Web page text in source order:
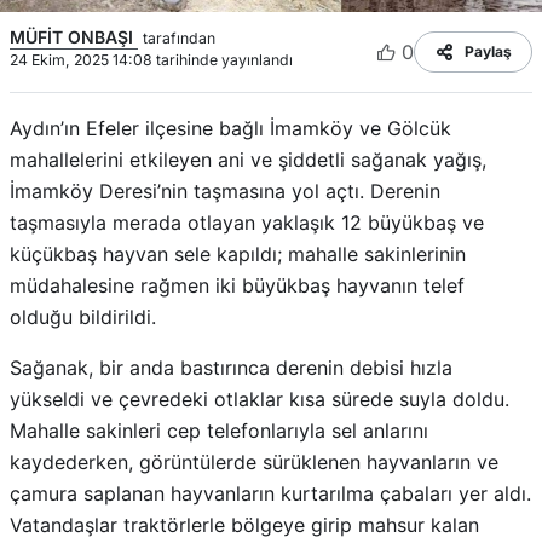
MÜFİT ONBAŞI tarafından
24 Ekim, 2025 14:08 tarihinde yayınlandı
0 Paylaş
Aydın’ın Efeler ilçesine bağlı İmamköy ve Gölcük
mahallelerini etkileyen ani ve şiddetli sağanak yağış,
İmamköy Deresi’nin taşmasına yol açtı. Derenin
taşmasıyla merada otlayan yaklaşık 12 büyükbaş ve
küçükbaş hayvan sele kapıldı; mahalle sakinlerinin
müdahalesine rağmen iki büyükbaş hayvanın telef
olduğu bildirildi.
Sağanak, bir anda bastırınca derenin debisi hızla
yükseldi ve çevredeki otlaklar kısa sürede suyla doldu.
Mahalle sakinleri cep telefonlarıyla sel anlarını
kaydederken, görüntülerde sürüklenen hayvanların ve
çamura saplanan hayvanların kurtarılma çabaları yer aldı.
Vatandaşlar traktörlerle bölgeye girip mahsur kalan